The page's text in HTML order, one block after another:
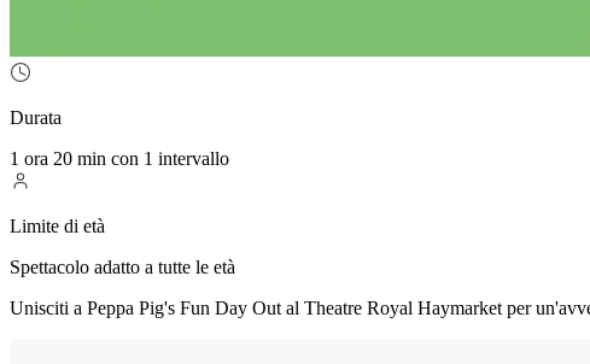
Durata
1 ora 20 min con 1 intervallo
Limite di età
Spettacolo adatto a tutte le età
Unisciti a Peppa Pig's Fun Day Out al Theatre Royal Haymarket per